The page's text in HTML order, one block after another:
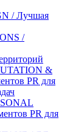
/ Лучшая
/
&
PR для
PR для